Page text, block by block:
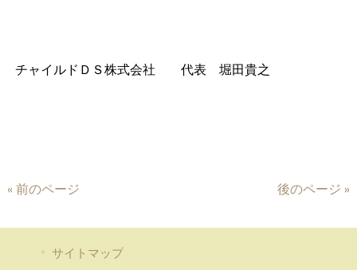
チャイルドＤＳ株式会社 代表 堀田貴之
« 前のページ 後のページ »
サイトマップ